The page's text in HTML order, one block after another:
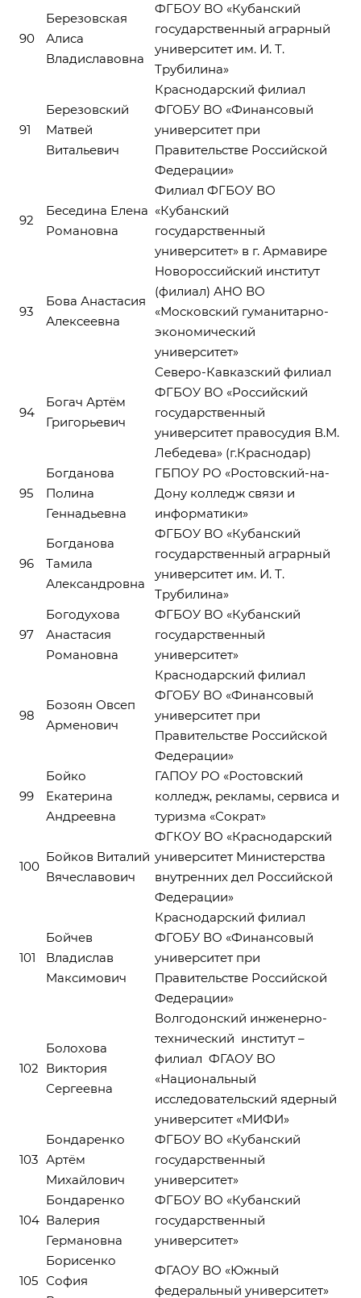
90
Березовская
Алиса
Владиславовна
ФГБОУ ВО «Кубанский
государственный аграрный
университет им. И. Т.
Трубилина»
91
Березовский
Матвей
Витальевич
Краснодарский филиал
ФГОБУ ВО «Финансовый
университет при
Правительстве Российской
Федерации»
92
Беседина Елена
Романовна
Филиал ФГБОУ ВО
«Кубанский
государственный
университет» в г. Армавире
93
Бова Анастасия
Алексеевна
Новороссийский институт
(филиал) АНО ВО
«Московский гуманитарно-
экономический
университет»
94
Богач Артём
Григорьевич
Северо-Кавказский филиал
ФГБОУ ВО «Российский
государственный
университет правосудия В.М.
Лебедева» (г.Краснодар)
95
Богданова
Полина
Геннадьевна
ГБПОУ РО «Ростовский-на-
Дону колледж связи и
информатики»
96
Богданова
Тамила
Александровна
ФГБОУ ВО «Кубанский
государственный аграрный
университет им. И. Т.
Трубилина»
97
Богодухова
Анастасия
Романовна
ФГБОУ ВО «Кубанский
государственный
университет»
98
Бозоян Овсеп
Арменович
Краснодарский филиал
ФГОБУ ВО «Финансовый
университет при
Правительстве Российской
Федерации»
99
Бойко
Екатерина
Андреевна
ГАПОУ РО «Ростовский
колледж, рекламы, сервиса и
туризма «Сократ»
100
Бойков Виталий
Вячеславович
ФГКОУ ВО «Краснодарский
университет Министерства
внутренних дел Российской
Федерации»
101
Бойчев
Владислав
Максимович
Краснодарский филиал
ФГОБУ ВО «Финансовый
университет при
Правительстве Российской
Федерации»
102
Болохова
Виктория
Сергеевна
Волгодонский инженерно-
технический институт –
филиал ФГАОУ ВО
«Национальный
исследовательский ядерный
университет «МИФИ»
103
Бондаренко
Артём
Михайлович
ФГБОУ ВО «Кубанский
государственный
университет»
104
Бондаренко
Валерия
Германовна
ФГБОУ ВО «Кубанский
государственный
университет»
105
Борисенко
София
ФГАОУ ВО «Южный
федеральный университет»